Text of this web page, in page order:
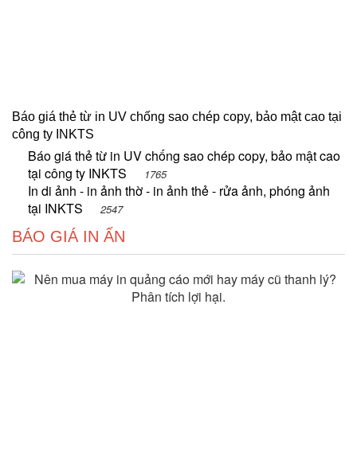
Báo giá thẻ từ in UV chống sao chép copy, bảo mật cao tại
công ty INKTS
Báo giá thẻ từ in UV chống sao chép copy, bảo mật cao
tại công ty INKTS
1765
In di ảnh - in ảnh thờ - in ảnh thẻ - rửa ảnh, phóng ảnh
tại INKTS
2547
BÁO GIÁ IN ẤN